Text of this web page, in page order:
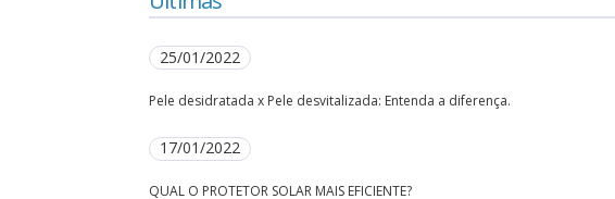
25/01/2022
Pele desidratada x Pele desvitalizada: Entenda a diferença.
17/01/2022
QUAL O PROTETOR SOLAR MAIS EFICIENTE?